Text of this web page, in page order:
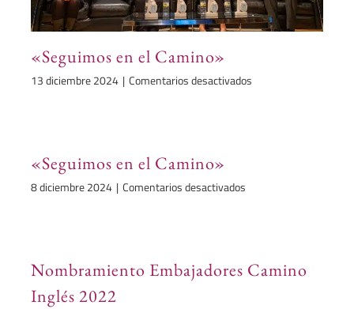
«Seguimos en el Camino»
13 diciembre 2024 | Comentarios desactivadosen
«Seguimos en el Camino»
8 diciembre 2024 | Comentarios desactivadosen
Nombramiento Embajadores Camino
Inglés 2022